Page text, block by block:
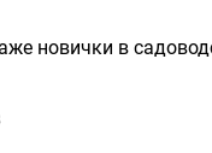
новички в